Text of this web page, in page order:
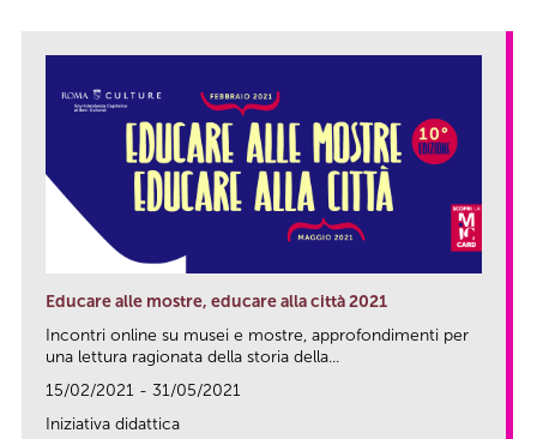
Educare alle mostre, educare alla città 2021
Incontri online su musei e mostre, approfondimenti per
una lettura ragionata della storia della...
15/02/2021 - 31/05/2021
Iniziativa didattica